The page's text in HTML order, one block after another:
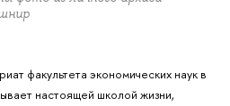
факультета экономических наук в
настоящей школой жизни,